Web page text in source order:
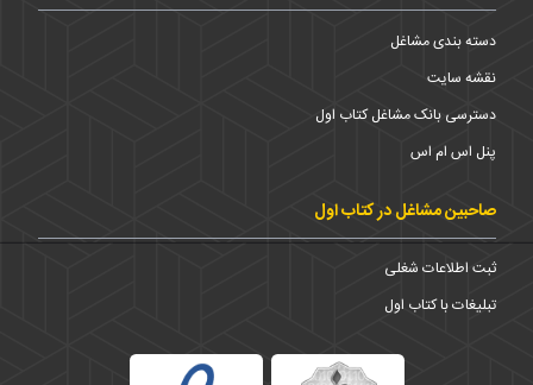
دسته بندی مشاغل
نقشه سایت
دسترسی بانک مشاغل کتاب اول
پنل اس ام اس
صاحبین مشاغل در کتاب اول
ثبت اطلاعات شغلی
تبلیغات با کتاب اول